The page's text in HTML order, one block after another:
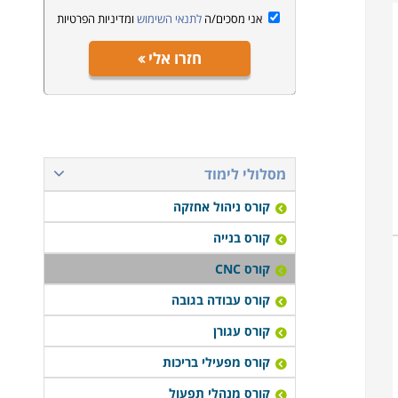
אני מסכים/הלתנאי השימוש ומדיניות הפרטיות
חזרו אלי
מסלולי לימוד
קורס ניהול אחזקה
קורס בנייה
קורס CNC
קורס עבודה בגובה
קורס עגורן
קורס מפעילי בריכות
קורס מנהלי תפעול